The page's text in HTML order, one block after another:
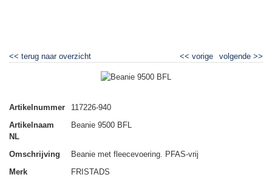
<< terug naar overzicht volgende >>
<< vorige
Artikelnummer
117226-940
Artikelnaam
NL
Beanie 9500 BFL
Omschrijving
Beanie met fleecevoering. PFAS-vrij
Merk
FRISTADS